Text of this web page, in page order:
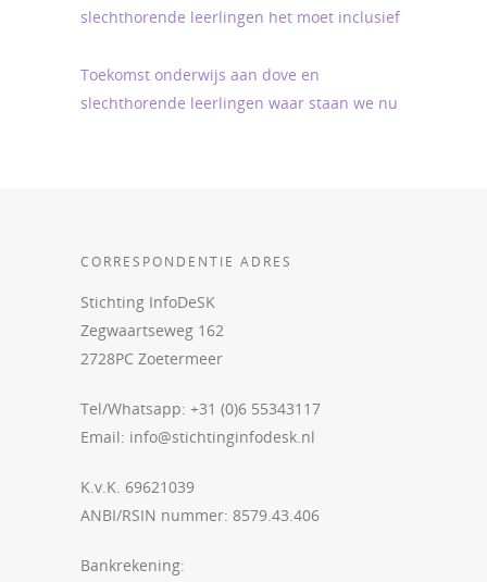
slechthorende leerlingen het moet inclusief
Toekomst onderwijs aan dove en
slechthorende leerlingen waar staan we nu
CORRESPONDENTIE ADRES
Stichting InfoDeSK
Zegwaartseweg 162
2728PC Zoetermeer
Tel/Whatsapp: +31 (0)6 55343117
Email: info@stichtinginfodesk.nl
K.v.K. 69621039
ANBI/RSIN nummer: 8579.43.406
Bankrekening: